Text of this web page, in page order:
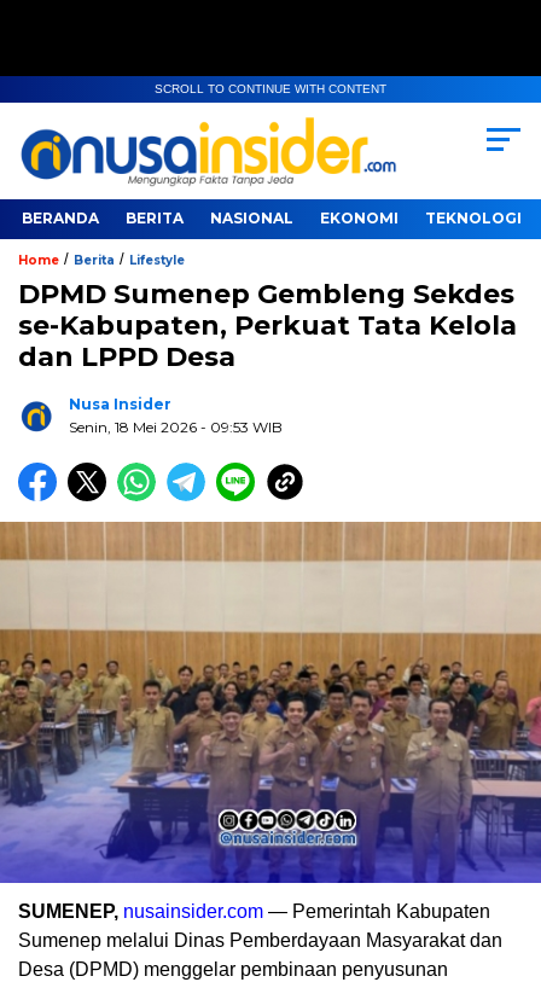
SCROLL TO CONTINUE WITH CONTENT
BERANDA BERITA NASIONAL EKONOMI TEKNOLOGI
Home / Berita / Lifestyle
DPMD Sumenep Gembleng Sekdes
se-Kabupaten, Perkuat Tata Kelola
dan LPPD Desa
Nusa Insider
Senin, 18 Mei 2026 - 09:53 WIB
SUMENEP, nusainsider.com — Pemerintah Kabupaten
Sumenep melalui Dinas Pemberdayaan Masyarakat dan
Desa (DPMD) menggelar pembinaan penyusunan